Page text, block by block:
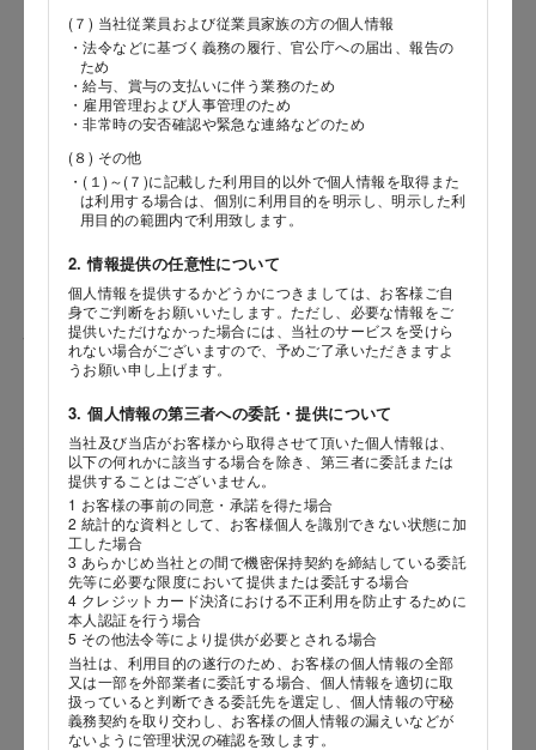
(７) 当社従業員および従業員家族の方の個人情報
・法令などに基づく義務の履行、官公庁への届出、報告の
ため
・給与、賞与の支払いに伴う業務のため
・雇用管理および人事管理のため
・非常時の安否確認や緊急な連絡などのため
(８) その他
・(１)～(７)に記載した利用目的以外で個人情報を取得また
は利用する場合は、個別に利用目的を明示し、明示した利
用目的の範囲内で利用致します。
2. 情報提供の任意性について
個人情報を提供するかどうかにつきましては、お客様ご自
身でご判断をお願いいたします。ただし、必要な情報をご
提供いただけなかった場合には、当社のサービスを受けら
れない場合がございますので、予めご了承いただきますよ
うお願い申し上げます。
3. 個人情報の第三者への委託・提供について
当社及び当店がお客様から取得させて頂いた個人情報は、
以下の何れかに該当する場合を除き、第三者に委託または
提供することはございません。
1 お客様の事前の同意・承諾を得た場合
2 統計的な資料として、お客様個人を識別できない状態に加
工した場合
3 あらかじめ当社との間で機密保持契約を締結している委託
先等に必要な限度において提供または委託する場合
4 クレジットカード決済における不正利用を防止するために
本人認証を行う場合
5 その他法令等により提供が必要とされる場合
当社は、利用目的の遂行のため、お客様の個人情報の全部
又は一部を外部業者に委託する場合、個人情報を適切に取
扱っていると判断できる委託先を選定し、個人情報の守秘
義務契約を取り交わし、お客様の個人情報の漏えいなどが
ないように管理状況の確認を致します。
市区郡
番地以降
生年月日
年
岳や末広がりを意味す
やつ時」という意味を込
。雄大な八ヶ岳山麓の自
れる、こだわりのスイー
海外 Overseas shops
Indonesia
Malaysia
Hong Kong
UAE
Thailand
Vietnam